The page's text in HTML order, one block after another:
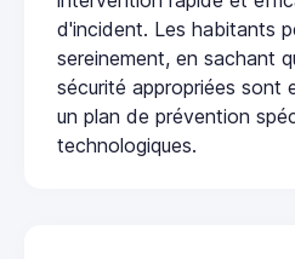
d'incident. Les habitants
sereinement, en sachant
sécurité appropriées sont
un plan de prévention
technologiques.